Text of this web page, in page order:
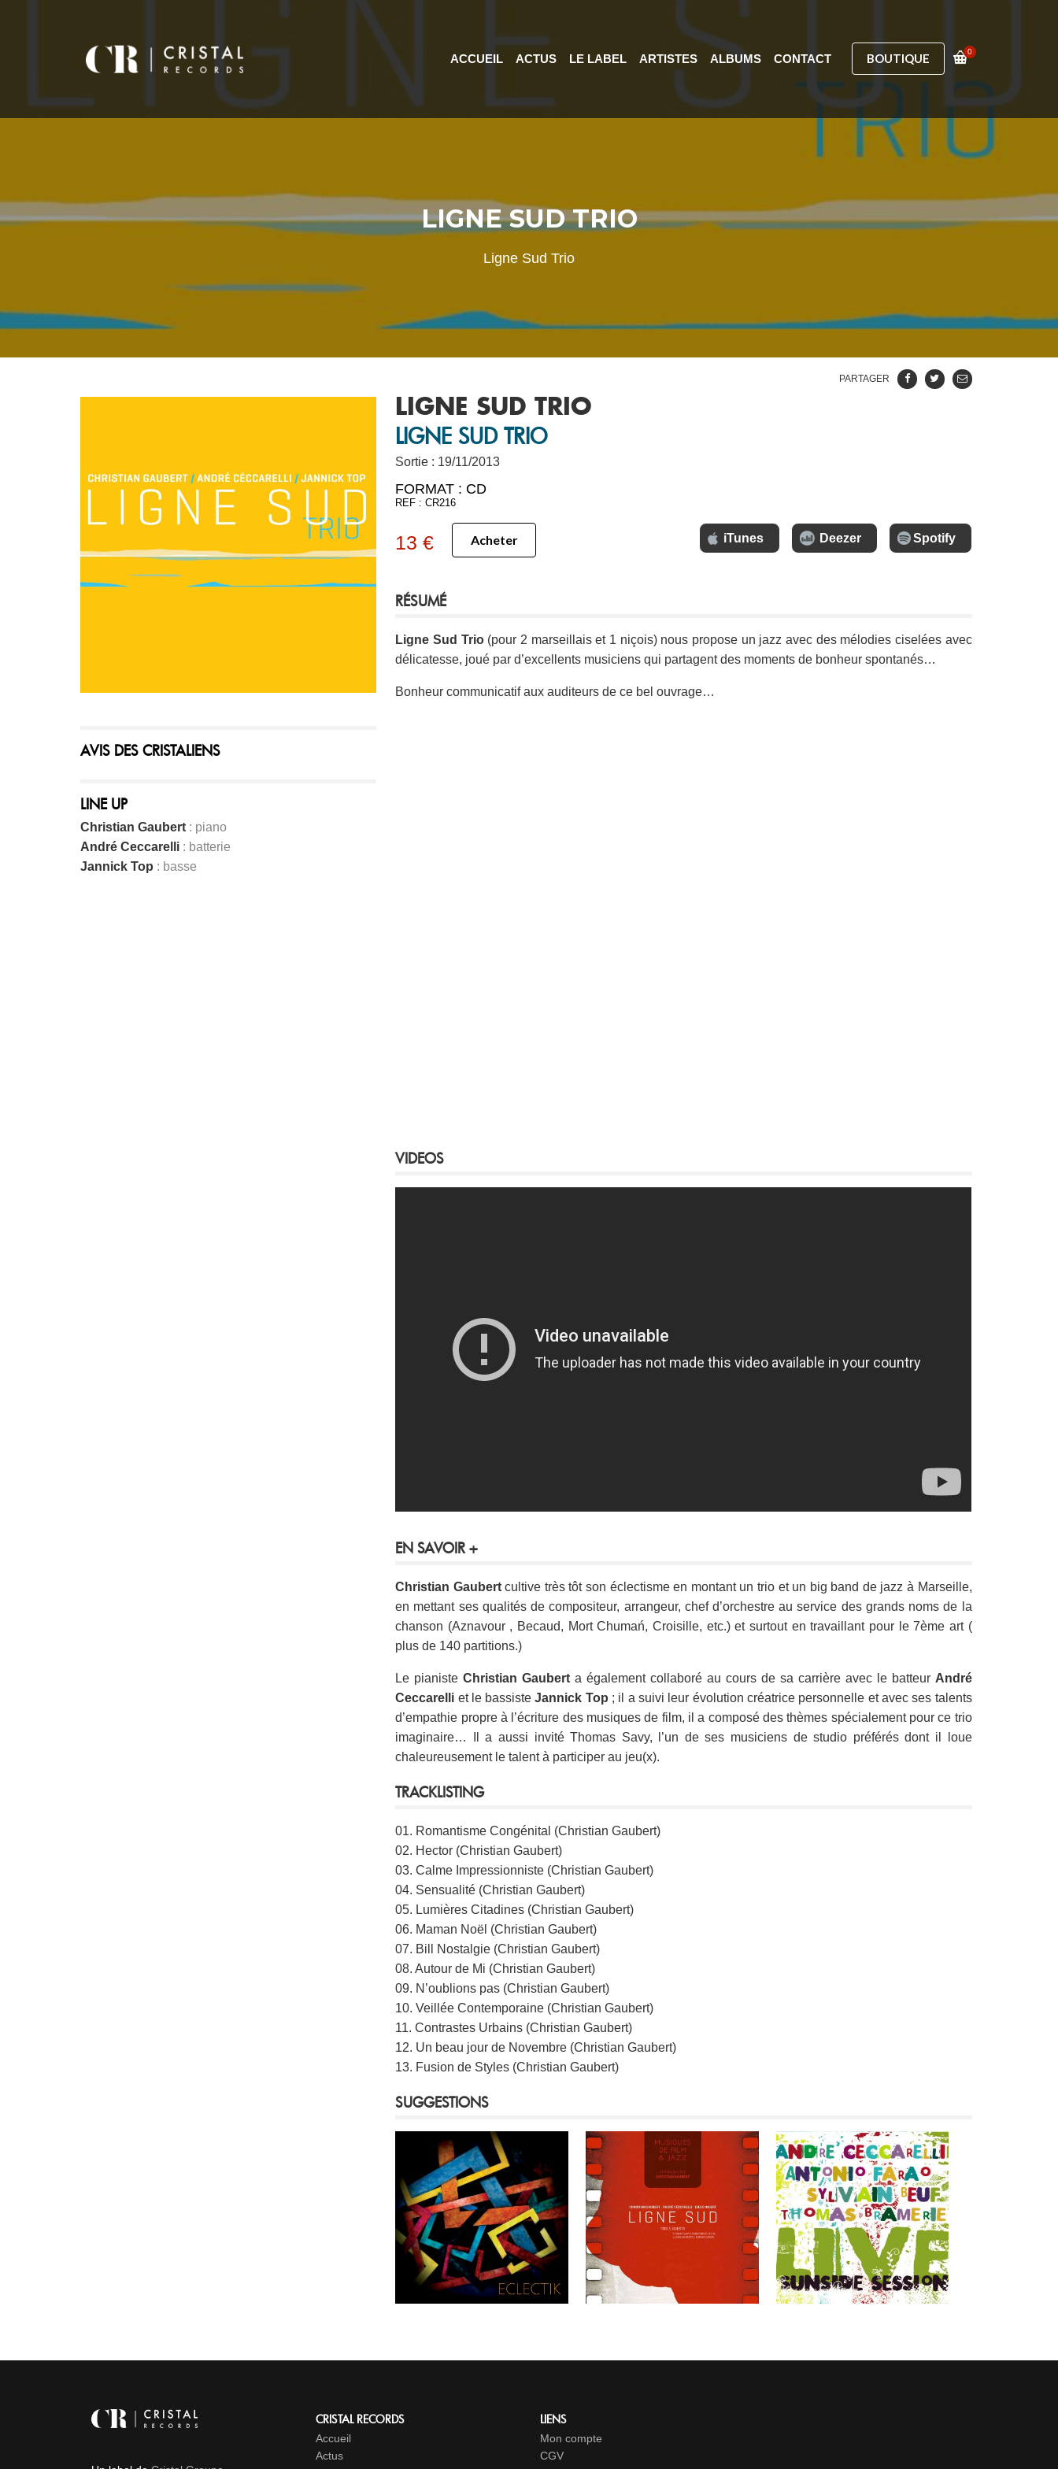
ACCUEIL ACTUS LE LABEL ARTISTES ALBUMS CONTACT BOUTIQUE 0
LIGNE SUD TRIO
Ligne Sud Trio
AVIS DES CRISTALIENS
LINE UP
Christian Gaubert : piano
André Ceccarelli : batterie
Jannick Top : basse
PARTAGER
LIGNE SUD TRIO
LIGNE SUD TRIO
Sortie : 19/11/2013
FORMAT : CD
REF : CR216
13 € Acheter iTunes Deezer Spotify
RÉSUMÉ
Ligne Sud Trio(pour 2 marseillais et 1 niçois) nous propose un jazz avec des mélodies ciselées avec
délicatesse, joué par d’excellents musiciens qui partagent des moments de bonheur spontanés…
Bonheur communicatif aux auditeurs de ce bel ouvrage…
VIDEOS
EN SAVOIR +
Christian Gaubertcultive très tôt son éclectisme en montant un trio et un big band de jazz à Marseille,
en mettant ses qualités de compositeur, arrangeur, chef d’orchestre au service des grands noms de la
chanson (Aznavour , Becaud, Mort Chumań, Croisille, etc.) et surtout en travaillant pour le 7ème art (
plus de 140 partitions.)
Le pianisteChristian Gaubert a également collaboré au cours de sa carrière avec le batteur André
Ceccarelli et le bassisteJannick Top ; il a suivi leur évolution créatrice personnelle et avec ses talents
d’empathie propre à l’écriture des musiques de film, il a composé des thèmes spécialement pour ce trio
imaginaire… Il a aussi invité Thomas Savy, l’un de ses musiciens de studio préférés dont il loue
chaleureusement le talent à participer au jeu(x).
TRACKLISTING
01. Romantisme Congénital (Christian Gaubert)
02. Hector (Christian Gaubert)
03. Calme Impressionniste (Christian Gaubert)
04. Sensualité (Christian Gaubert)
05. Lumières Citadines (Christian Gaubert)
06. Maman Noël (Christian Gaubert)
07. Bill Nostalgie (Christian Gaubert)
08. Autour de Mi (Christian Gaubert)
09. N’oublions pas (Christian Gaubert)
10. Veillée Contemporaine (Christian Gaubert)
11. Contrastes Urbains (Christian Gaubert)
12. Un beau jour de Novembre (Christian Gaubert)
13. Fusion de Styles (Christian Gaubert)
SUGGESTIONS
CRISTAL RECORDS
Accueil
Actus
LIENS
Mon compte
CGV